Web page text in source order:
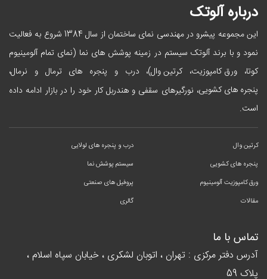
درباره آلوتک
این مجموعه پیشرو در مهندسی نمای ساختمان از سال 1384 شروع به فعالیت
نمود و با برند آلوتک سیستم در زمینه پوشش های نما (نمای تمام آلومینیوم
کوتا، ورق کامپوزیت،کرتین وال)، درب و پنجره های ترمال و نرمال،
پنجره های کشویی، نورگیرهای سقفی و هندربل کار خود را در بازار ادامه داده
است.
کرتین وال
درب و پنجره های لولایی
پنجره های کشویی
سیستم پوشش نما
ورق کامپوزیت آلومینیوم
پروفیل های صنعتی
مقالات
گالری
تماس با ما
آدرس دفتر مرکزی : تهران ، اتوبان لشکری ، خیابان سپاه اسلام ،
پلاک 59